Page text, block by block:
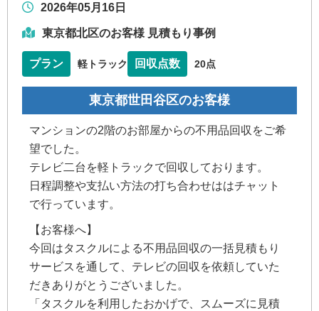
2026年05月16日
東京都北区のお客様 見積もり事例
プラン 軽トラック 回収点数 20点
東京都世田谷区のお客様
マンションの2階のお部屋からの不用品回収をご希
望でした。
テレビ二台を軽トラックで回収しております。
日程調整や支払い方法の打ち合わせははチャット
で行っています。
【お客様へ】
今回はタスクルによる不用品回収の一括見積もり
サービスを通して、テレビの回収を依頼していた
だきありがとうございました。
「タスクルを利用したおかげで、スムーズに見積